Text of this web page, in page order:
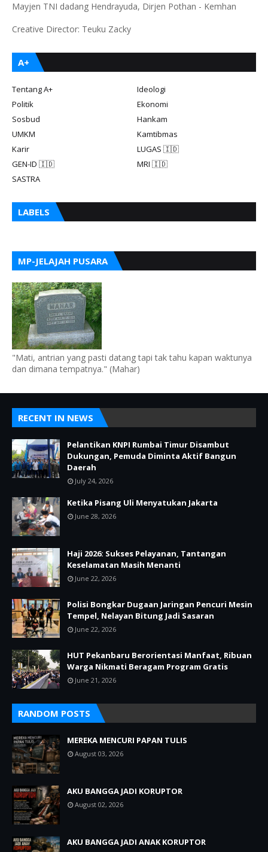
Mayjen TNI dadang Hendrayuda, Dirjen Pothan - Kemhan
Creative Director: Teuku Zacky
A+
Tentang A+
Ideologi
Politik
Ekonomi
Sosbud
Hankam
UMKM
Kamtibmas
Karir
LUGAS 🇮🇩
GEN-ID 🇮🇩
MRI 🇮🇩
SASTRA
LABELS
MP-JELAJAH PUSARA
"Mati, antrian yang pasti datang tapi tak tahu kapan waktunya
dan dimana tempatnya." (Mahar)
RECENT IN NEWS
Pelantikan KNPI Rumbai Timur Disambut
Dukungan, Pemuda Diminta Aktif Bangun
Daerah
July 24, 2026
Ketika Pisang Uli Menyatukan Jakarta
June 28, 2026
Haji 2026: Sukses Pelayanan, Tantangan
Keselamatan Masih Menanti
June 22, 2026
Polisi Bongkar Dugaan Jaringan Pencuri Mesin
Tempel, Nelayan Bitung Jadi Sasaran
June 22, 2026
HUT Pekanbaru Berorientasi Manfaat, Ribuan
Warga Nikmati Beragam Program Gratis
June 21, 2026
RANDOM POSTS
MEREKA MENCURI PAPAN TULIS
August 03, 2026
AKU BANGGA JADI KORUPTOR
August 02, 2026
AKU BANGGA JADI ANAK KORUPTOR